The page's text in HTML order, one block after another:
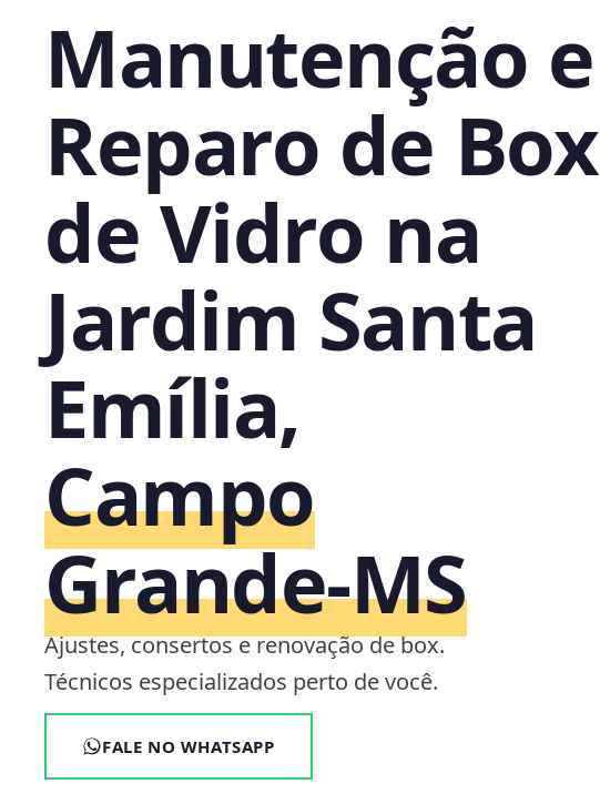
Manutenção e
Reparo de Box
de Vidro na
Jardim Santa
Emília,
Campo
Grande‑MS
Ajustes, consertos e renovação de box.
Técnicos especializados perto de você.
FALE NO WHATSAPP